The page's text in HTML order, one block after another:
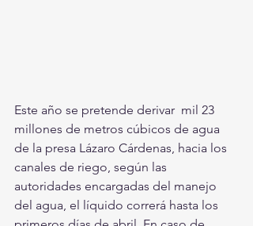
Este año se pretende derivar  mil 23
millones de metros cúbicos de agua
de la presa Lázaro Cárdenas, hacia los
canales de riego, según las
autoridades encargadas del manejo
del agua, el líquido correrá hasta los